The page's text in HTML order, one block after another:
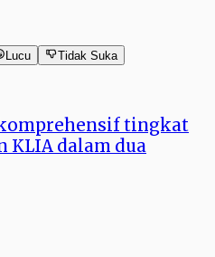
Lucu Tidak Suka
tingkat
KLIA dalam dua